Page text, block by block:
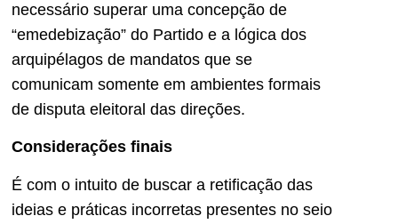
necessário superar uma concepção de
“emedebização” do Partido e a lógica dos
arquipélagos de mandatos que se
comunicam somente em ambientes formais
de disputa eleitoral das direções.
Considerações finais
É com o intuito de buscar a retificação das
ideias e práticas incorretas presentes no seio